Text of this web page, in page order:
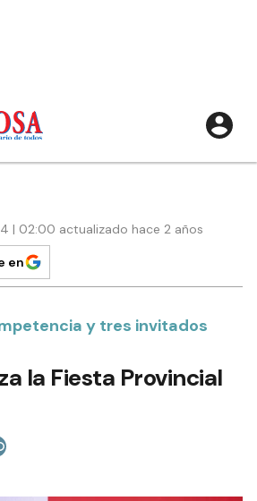
| 02:00 actualizado hace 2 años
en
y tres invitados
la Fiesta Provincial